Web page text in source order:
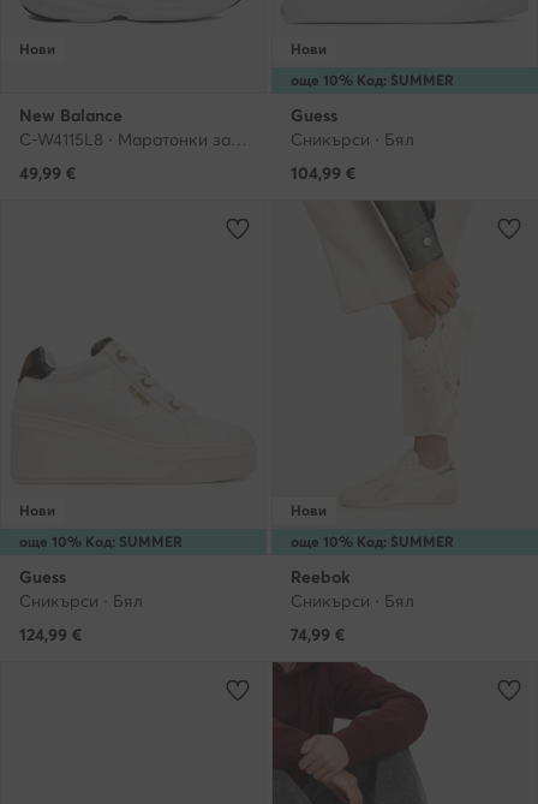
Нови
New Balance
C-W4115L8 · Маратонки за бягане
49,99 €
още 10% Код: SUMMER
Нови
Guess
Сникърси · Бял
104,99 €
още 10% Код: SUMMER
Нови
Guess
Сникърси · Бял
124,99 €
още 10% Код: SUMMER
Нови
Reebok
Сникърси · Бял
74,99 €